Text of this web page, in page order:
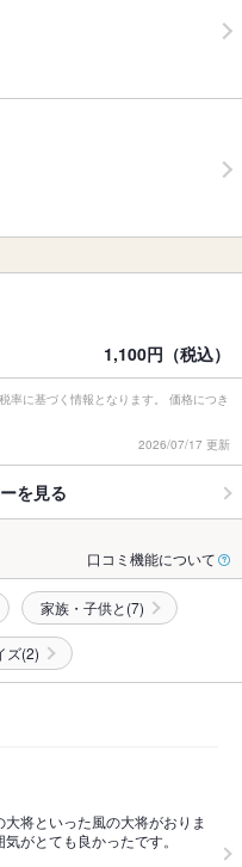
1,100円（税込）
に基づく情報となります。 価格につき
2026/07/17 更新
を見る
口コミ機能について
家族・子供と(7)
ズ(2)
将といった風の大将がおりま
がとても良かったです。